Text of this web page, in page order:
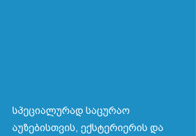
სპეციალურად საცურაო
აუზებისთვის, ექსტერიერის და